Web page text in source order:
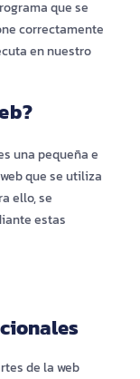
que se
correctamente
en nuestro
una pequeña e
que se utiliza
ello, se
estas
de la web